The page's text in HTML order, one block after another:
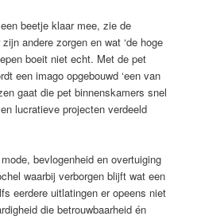
beetje klaar mee, zie de
andere zorgen en wat ‘de hoge
boeit niet echt. Met de pet
een imago opgebouwd ‘een van
gaat die pet binnenskamers snel
lucratieve projecten verdeeld
bevlogenheid en overtuiging
waarbij verborgen blijft wat een
eerdere uitlatingen er opeens niet
die betrouwbaarheid én